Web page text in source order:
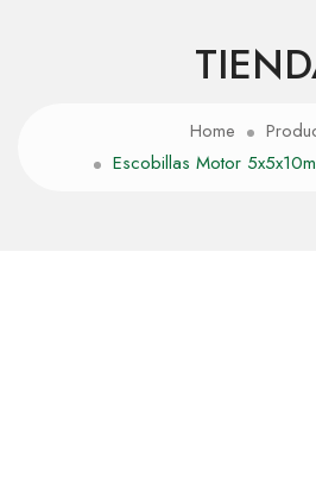
Home
Escobillas Motor